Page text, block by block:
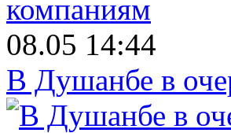
08.05 14:44
В Душанбе в